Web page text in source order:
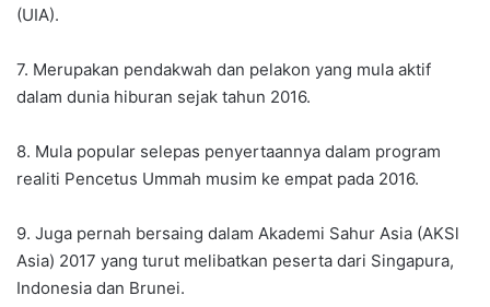
(UIA).
7. Merupakan pendakwah dan pelakon yang mula aktif
dalam dunia hiburan sejak tahun 2016.
8. Mula popular selepas penyertaannya dalam program
realiti Pencetus Ummah musim ke empat pada 2016.
9. Juga pernah bersaing dalam Akademi Sahur Asia (AKSl
Asia) 2017 yang turut melibatkan peserta dari Singapura,
Indonesia dan Brunei.